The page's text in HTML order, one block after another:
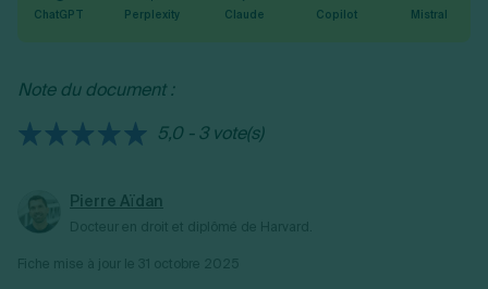
ChatGPT Perplexity Claude Copilot Mistral
Note du document :
5,0 - 3 vote(s)
Pierre Aïdan